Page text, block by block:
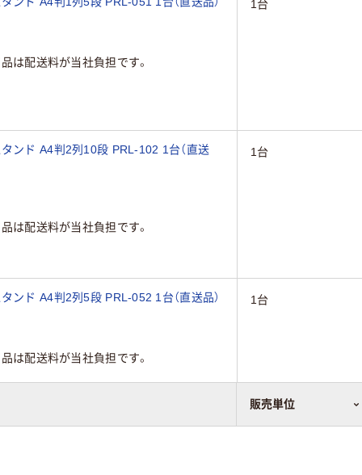
販売単位
は配送料が当社負担です。
1台
タンド A4判2列10段 PRL-102 1台（直送
は配送料が当社負担です。
1台
ンド A4判2列5段 PRL-052 1台（直送品）
は配送料が当社負担です。
1台